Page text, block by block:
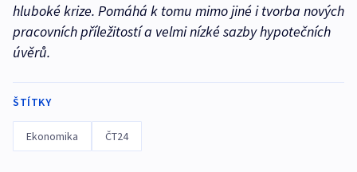
hluboké krize. Pomáhá k tomu mimo jiné i tvorba nových
pracovních příležitostí a velmi nízké sazby hypotečních
úvěrů.
ŠTÍTKY
Ekonomika ČT24